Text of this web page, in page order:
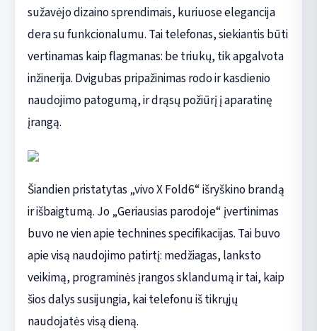
sužavėjo dizaino sprendimais, kuriuose elegancija
dera su funkcionalumu. Tai telefonas, siekiantis būti
vertinamas kaip flagmanas: be triukų, tik apgalvota
inžinerija. Dvigubas pripažinimas rodo ir kasdienio
naudojimo patogumą, ir drąsų požiūrį į aparatinę
įrangą.
Šiandien pristatytas „vivo X Fold6“ išryškino brandą
ir išbaigtumą. Jo „Geriausias parodoje“ įvertinimas
buvo ne vien apie technines specifikacijas. Tai buvo
apie visą naudojimo patirtį: medžiagas, lanksto
veikimą, programinės įrangos sklandumą ir tai, kaip
šios dalys susijungia, kai telefonu iš tikrųjų
naudojatės visą dieną.